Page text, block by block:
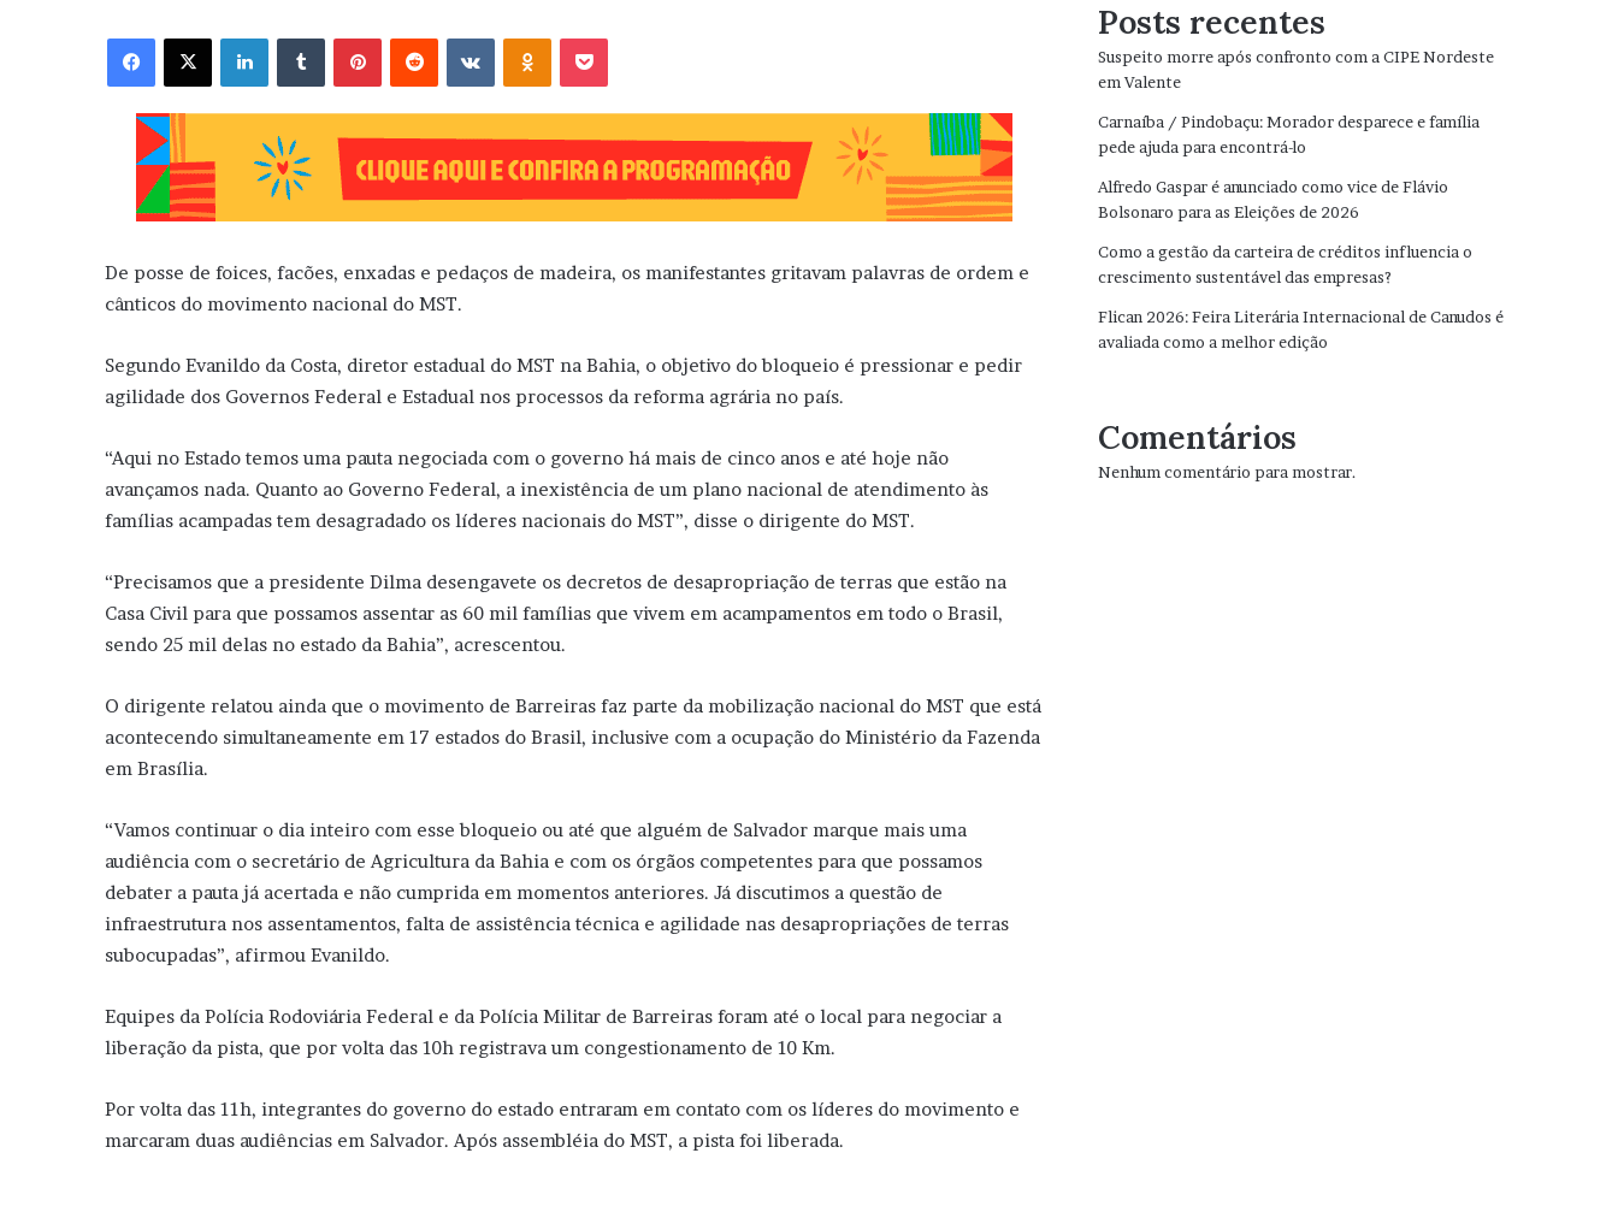
Facebook X Linkedin VK OK
De posse de foices, facões, enxadas e pedaços de madeira, os manifestantes gritavam palavras de ordem e
cânticos do movimento nacional do MST.
Segundo Evanildo da Costa, diretor estadual do MST na Bahia, o objetivo do bloqueio é pressionar e pedir
agilidade dos Governos Federal e Estadual nos processos da reforma agrária no país.
“Aqui no Estado temos uma pauta negociada com o governo há mais de cinco anos e até hoje não
avançamos nada. Quanto ao Governo Federal, a inexistência de um plano nacional de atendimento às
famílias acampadas tem desagradado os líderes nacionais do MST”, disse o dirigente do MST.
“Precisamos que a presidente Dilma desengavete os decretos de desapropriação de terras que estão na
Casa Civil para que possamos assentar as 60 mil famílias que vivem em acampamentos em todo o Brasil,
sendo 25 mil delas no estado da Bahia”, acrescentou.
O dirigente relatou ainda que o movimento de Barreiras faz parte da mobilização nacional do MST que está
acontecendo simultaneamente em 17 estados do Brasil, inclusive com a ocupação do Ministério da Fazenda
em Brasília.
“Vamos continuar o dia inteiro com esse bloqueio ou até que alguém de Salvador marque mais uma
audiência com o secretário de Agricultura da Bahia e com os órgãos competentes para que possamos
debater a pauta já acertada e não cumprida em momentos anteriores. Já discutimos a questão de
infraestrutura nos assentamentos, falta de assistência técnica e agilidade nas desapropriações de terras
subocupadas”, afirmou Evanildo.
Equipes da Polícia Rodoviária Federal e da Polícia Militar de Barreiras foram até o local para negociar a
liberação da pista, que por volta das 10h registrava um congestionamento de 10 Km.
Por volta das 11h, integrantes do governo do estado entraram em contato com os líderes do movimento e
marcaram duas audiências em Salvador. Após assembléia do MST, a pista foi liberada.
Posts recentes
Suspeito morre após confronto com a CIPE Nordeste
em Valente
Carnaíba / Pindobaçu: Morador desparece e família
pede ajuda para encontrá-lo
Alfredo Gaspar é anunciado como vice de Flávio
Bolsonaro para as Eleições de 2026
Como a gestão da carteira de créditos influencia o
crescimento sustentável das empresas?
Flican 2026: Feira Literária Internacional de Canudos é
avaliada como a melhor edição
Comentários
Nenhum comentário para mostrar.